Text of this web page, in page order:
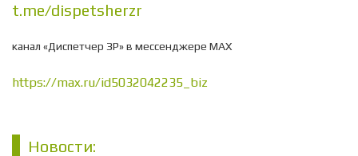
t.me/dispetsherzr
канал «Диспетчер ЗР» в мессенджере МАХ
https://max.ru/id5032042235_biz
Новости: